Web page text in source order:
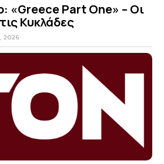
«Greece Part One» – Οι
Κυκλάδες
2026